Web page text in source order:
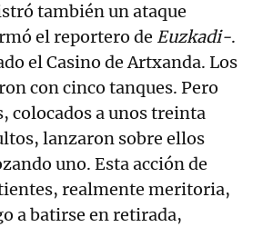
también un ataque
el reportero de Euzkadi-.
el Casino de Artxanda. Los
con cinco tanques. Pero
colocados a unos treinta
lanzaron sobre ellos
uno. Esta acción de
realmente meritoria,
a batirse en retirada,